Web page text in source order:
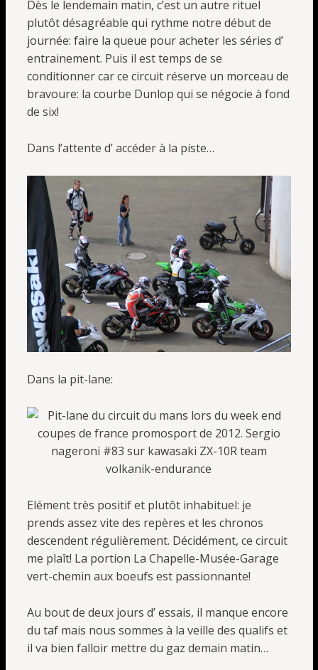
Dès le lendemain matin, c’est un autre rituel
plutôt désagréable qui rythme notre début de
journée: faire la queue pour acheter les séries d’
entrainement. Puis il est temps de se
conditionner car ce circuit réserve un morceau de
bravoure: la courbe Dunlop qui se négocie à fond
de six!
Dans l’attente d’ accéder à la piste…
Dans la pit-lane:
Elément très positif et plutôt inhabituel: je
prends assez vite des repères et les chronos
descendent régulièrement. Décidément, ce circuit
me plaît! La portion La Chapelle-Musée-Garage
vert-chemin aux boeufs est passionnante!
Au bout de deux jours d’ essais, il manque encore
du taf mais nous sommes à la veille des qualifs et
il va bien falloir mettre du gaz demain matin…